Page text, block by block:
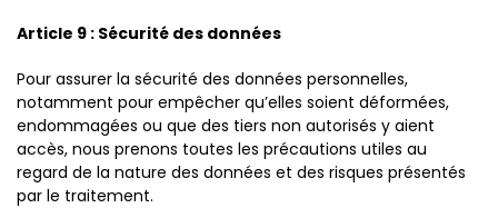
Article 9 : Sécurité des données
Pour assurer la sécurité des données personnelles,
notamment pour empêcher qu’elles soient déformées,
endommagées ou que des tiers non autorisés y aient
accès, nous prenons toutes les précautions utiles au
regard de la nature des données et des risques présentés
par le traitement.